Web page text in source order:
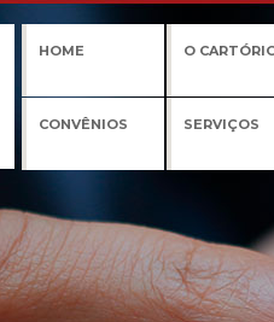
HOME O
CONVÊNIOS SERVIÇOS